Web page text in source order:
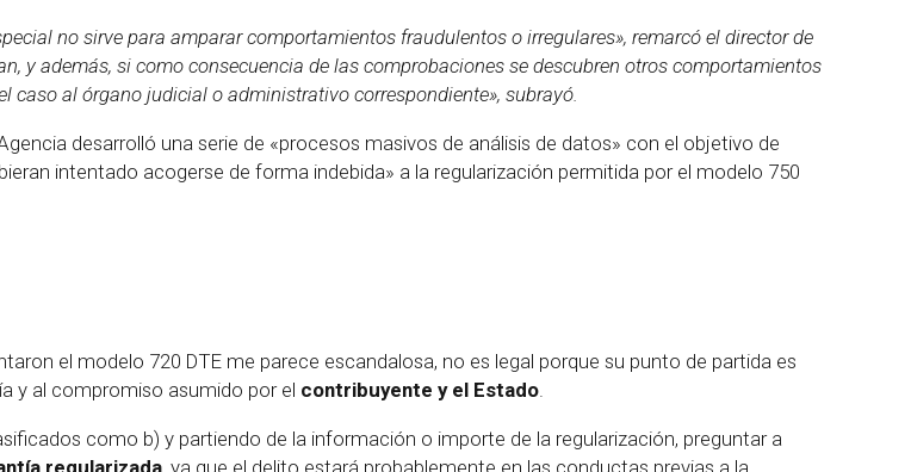
no sirve para amparar comportamientos fraudulentos o irregulares», remarcó el director de
y además, si como consecuencia de las comprobaciones se descubren otros comportamientos
caso al órgano judicial o administrativo correspondiente», subrayó.
desarrolló una serie de «procesos masivos de análisis de datos» con el objetivo de
intentado acogerse de forma indebida» a la regularización permitida por el modelo 750
el modelo 720 DTE me parece escandalosa, no es legal porque su punto de partida es
y al compromiso asumido por el contribuyente y el Estado.
como b) y partiendo de la información o importe de la regularización, preguntar a